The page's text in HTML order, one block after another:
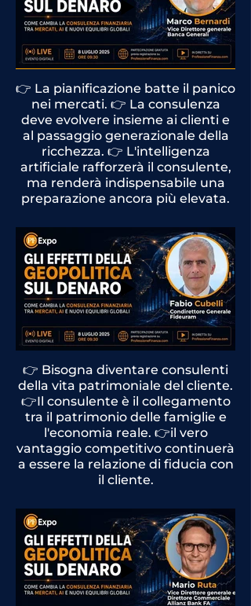
👉 La pianificazione batte il panico
nei mercati. 👉 La consulenza
deve evolvere insieme ai clienti e
al passaggio generazionale della
ricchezza. 👉 L'intelligenza
artificiale rafforzerà il consulente,
ma renderà indispensabile una
preparazione ancora più elevata.
Rivedi l'intervento
👉 Bisogna diventare consulenti
della vita patrimoniale del cliente.
👉Il consulente è il collegamento
tra il patrimonio delle famiglie e
l'economia reale. 👉il vero
vantaggio competitivo continuerà
a essere la relazione di fiducia con
il cliente.
Rivedi l'intervento